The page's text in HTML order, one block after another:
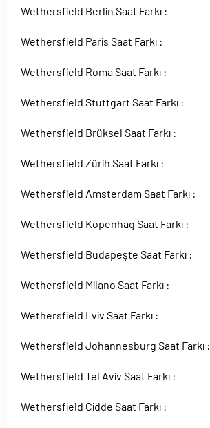
Wethersfield Berlin Saat Farkı :
Wethersfield Paris Saat Farkı :
Wethersfield Roma Saat Farkı :
Wethersfield Stuttgart Saat Farkı :
Wethersfield Brüksel Saat Farkı :
Wethersfield Zürih Saat Farkı :
Wethersfield Amsterdam Saat Farkı :
Wethersfield Kopenhag Saat Farkı :
Wethersfield Budapeşte Saat Farkı :
Wethersfield Milano Saat Farkı :
Wethersfield Lviv Saat Farkı :
Wethersfield Johannesburg Saat Farkı :
Wethersfield Tel Aviv Saat Farkı :
Wethersfield Cidde Saat Farkı :